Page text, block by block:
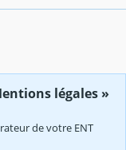
légales »
de votre ENT